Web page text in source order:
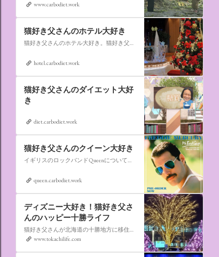
www.carbodiet.work
猫好き父さんのホテル大好き
猫好き父さんのホテル大好き。猫好き父さんが宿泊したホテルの情報を徒然なるままに書いていきます。
hotel.carbodiet.work
猫好き父さんのダイエット大好
き
diet.carbodiet.work
猫好き父さんのクイーン大好き
イギリスのロックバンドQueenについての情報をアップします。
queen.carbodiet.work
ディズニー大好き！猫好き父さ
んのハッピー十勝ライフ
猫好き父さんが北海道の十勝地方に移住しました。なれない北海道の暮らしについてお伝えします。
www.tokachilife.com